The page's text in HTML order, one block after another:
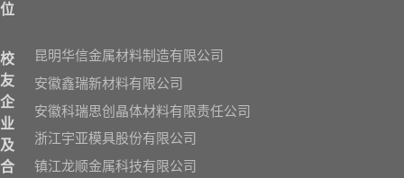
位
校
友
企
业
及
合
昆明华信金属材料制造有限公司
安徽鑫瑞新材料有限公司
安徽科瑞思创晶体材料有限责任公司
浙江宇亚模具股份有限公司
镇江龙顺金属科技有限公司